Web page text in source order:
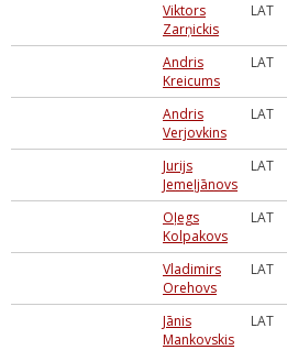
Viktors
Zarņickis
LAT
Andris
Kreicums
LAT
Andris
Verjovkins
LAT
Jurijs
Jemeļjānovs
LAT
Oļegs
Kolpakovs
LAT
Vladimirs
Orehovs
LAT
Jānis
Mankovskis
LAT